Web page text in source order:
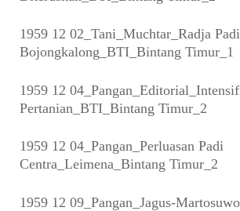
1959 12 02_Tani_Muchtar_Radja
Bojongkalong_BTI_Bintang Timur_1
1959 12
Pertanian_BTI_Bintang Timur_2
1959 12 04_Pangan_Perluasan Padi
Centra_Leimena_Bintang Timur_2
1959 12 09_Pangan_Jagus-